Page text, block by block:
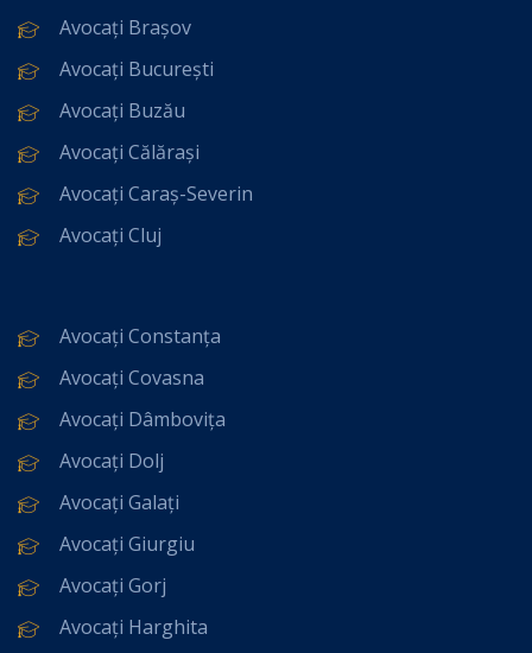
Avocați Brașov
Avocați București
Avocați Buzău
Avocați Călărași
Avocați Caraș-Severin
Avocați Cluj
Avocați Constanța
Avocați Covasna
Avocați Dâmbovița
Avocați Dolj
Avocați Galați
Avocați Giurgiu
Avocați Gorj
Avocați Harghita